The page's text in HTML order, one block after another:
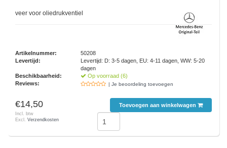
veer voor oliedrukventiel
Artikelnummer:
50208
Levertijd:
Levertijd: D: 3-5 dagen, EU: 4-11 dagen, WW: 5-20
dagen
Beschikbaarheid:
Op voorraad (6)
Reviews:
| Je beoordeling toevoegen
€14,50
Incl. btw
Excl. Verzendkosten
Toevoegen aan winkelwagen